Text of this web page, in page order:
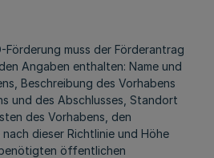
Förderung muss der Förderantrag
Angaben enthalten: Name und
Beschreibung des Vorhabens
und des Abschlusses, Standort
des Vorhabens, den
dieser Richtlinie und Höhe
öffentlichen